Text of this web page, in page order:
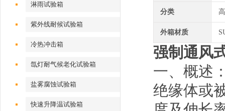
淋雨试验箱
紫外线耐候试验箱
冷热冲击箱
氙灯耐气候老化试验箱
盐雾腐蚀试验箱
快速升降温试验箱
分类
外箱材质
强制通风
一、概述
绝缘体或